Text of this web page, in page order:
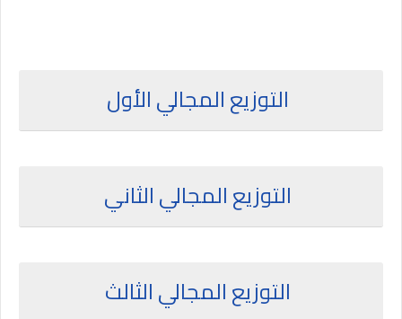
التوزيع المجالي الأول
التوزيع المجالي الثاني
التوزيع المجالي الثالث